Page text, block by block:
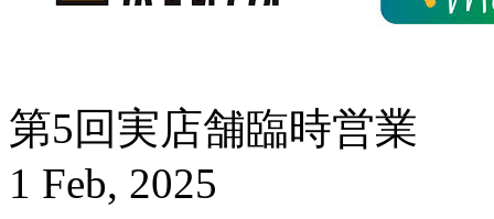
第5回実店舗臨時営業
1 Feb, 2025